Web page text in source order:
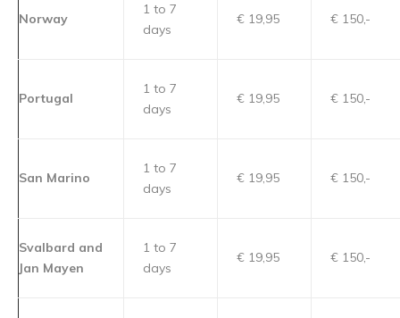
Norway
1 to 7
days
€ 19,95 € 150,-
Portugal
1 to 7
days
€ 19,95 € 150,-
San Marino
1 to 7
days
€ 19,95 € 150,-
Svalbard and
Jan Mayen
1 to 7
days
€ 19,95 € 150,-